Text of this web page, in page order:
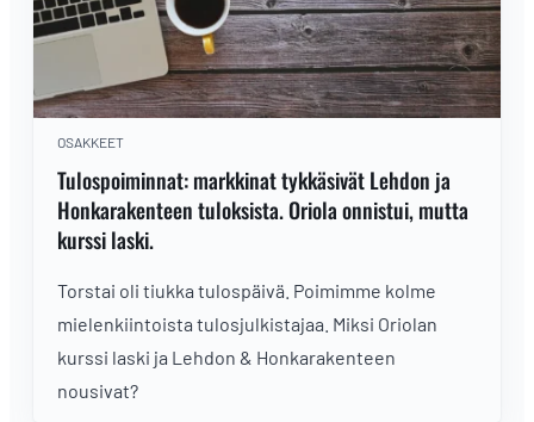
OSAKKEET
Tulospoiminnat: markkinat tykkäsivät Lehdon ja
Honkarakenteen tuloksista. Oriola onnistui, mutta
kurssi laski.
Torstai oli tiukka tulospäivä. Poimimme kolme
mielenkiintoista tulosjulkistajaa. Miksi Oriolan
kurssi laski ja Lehdon & Honkarakenteen
nousivat?